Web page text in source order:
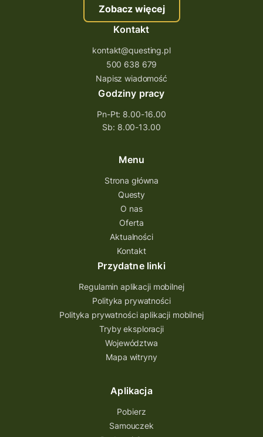
ścieżka
Rzeszów
questy świętokrzyskie
questujwpolsce
questuj z nami
questingwyprawa po skarb
questingowy projekt współpracy
questing wielkopolska
Questing Przecławski
Questing Łódzkie
questing gry terenowe
Quest Świętokrzyskie
quest na szlaku Przygody
Quest Bolestraszyce
Quest Arboretum
Przecław Quest
projekt
Pogórze Dynowskie
Partnerstwo Questingu
Park Etnograficzny w Tokarni
Park Etnograficzny
natura
mazowieckie
Hutniczy Ostrowiec
gry terenowe
Zobacz więcej
Kontakt
kontakt@questing.pl
500 638 679
Napisz wiadomość
Godziny pracy
Pn-Pt: 8.00-16.00
Sb: 8.00-13.00
Menu
Strona główna
Questy
O nas
Oferta
Aktualności
Kontakt
Przydatne linki
Regulamin aplikacji mobilnej
Polityka prywatności
Polityka prywatności aplikacji mobilnej
Tryby eksploracji
Województwa
Mapa witryny
Aplikacja
Pobierz
Samouczek